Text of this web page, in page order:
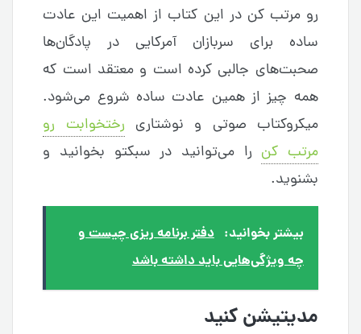
رو مرتب کن در این کتاب از اهمیت این عادت
ساده برای سربازان آمرکایی در پادگان‌ها
صحبت‌های جالبی کرده است و معتقد است که
همه چیز از همین عادت ساده شروع می‌شود.
میکروکتاب صوتی و نوشتاری رختخوابت رو
مرتب کن را می‌توانید در سبکتو بخوانید و
بشنوید.
بیشتر بخوانید: دفتر برنامه ریزی چیست و
چه ویژگی‌هایی باید داشته باشد
مدیتیشن کنید